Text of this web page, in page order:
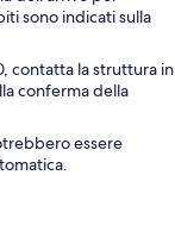
sono indicati sulla
contatta la struttura in
conferma della
essere